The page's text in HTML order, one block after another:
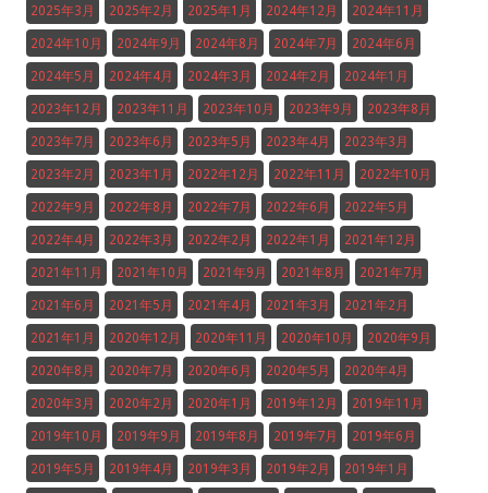
2025年3月 2025年2月 2025年1月 2024年12月 2024年11月
2024年10月 2024年9月 2024年8月 2024年7月 2024年6月
2024年5月 2024年4月 2024年3月 2024年2月 2024年1月
2023年12月 2023年11月 2023年10月 2023年9月 2023年8月
2023年7月 2023年6月 2023年5月 2023年4月 2023年3月
2023年2月 2023年1月 2022年12月 2022年11月 2022年10月
2022年9月 2022年8月 2022年7月 2022年6月 2022年5月
2022年4月 2022年3月 2022年2月 2022年1月 2021年12月
2021年11月 2021年10月 2021年9月 2021年8月 2021年7月
2021年6月 2021年5月 2021年4月 2021年3月 2021年2月
2021年1月 2020年12月 2020年11月 2020年10月 2020年9月
2020年8月 2020年7月 2020年6月 2020年5月 2020年4月
2020年3月 2020年2月 2020年1月 2019年12月 2019年11月
2019年10月 2019年9月 2019年8月 2019年7月 2019年6月
2019年5月 2019年4月 2019年3月 2019年2月 2019年1月